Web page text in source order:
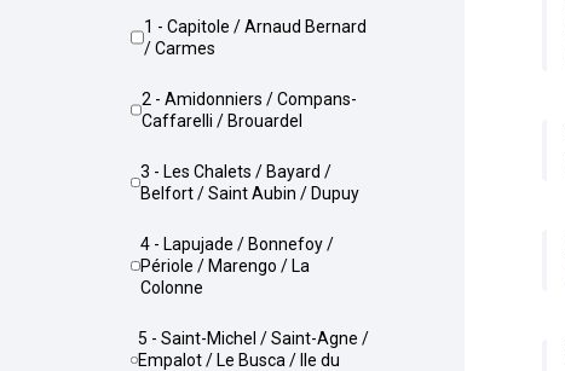
1 - Capitole / Arnaud Bernard
/ Carmes
2 - Amidonniers / Compans-
Caffarelli / Brouardel
3 - Les Chalets / Bayard /
Belfort / Saint Aubin / Dupuy
4 - Lapujade / Bonnefoy /
Périole / Marengo / La
Colonne
5 - Saint-Michel / Saint-Agne /
Empalot / Le Busca / Ile du